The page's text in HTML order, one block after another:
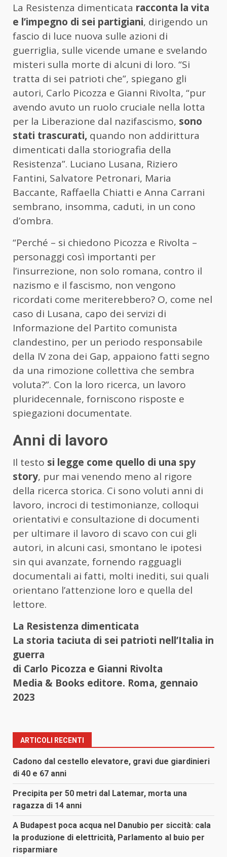
La Resistenza dimenticata racconta la vita
e l’impegno di sei partigiani, dirigendo un
fascio di luce nuova sulle azioni di
guerriglia, sulle vicende umane e svelando
misteri sulla morte di alcuni di loro. “Si
tratta di sei patrioti che”, spiegano gli
autori, Carlo Picozza e Gianni Rivolta, “pur
avendo avuto un ruolo cruciale nella lotta
per la Liberazione dal nazifascismo, sono
stati trascurati, quando non addirittura
dimenticati dalla storiografia della
Resistenza”. Luciano Lusana, Riziero
Fantini, Salvatore Petronari, Maria
Baccante, Raffaella Chiatti e Anna Carrani
sembrano, insomma, caduti, in un cono
d’ombra.
“Perché – si chiedono Picozza e Rivolta –
personaggi così importanti per
l’insurrezione, non solo romana, contro il
nazismo e il fascismo, non vengono
ricordati come meriterebbero? O, come nel
caso di Lusana, capo dei servizi di
Informazione del Partito comunista
clandestino, per un periodo responsabile
della IV zona dei Gap, appaiono fatti segno
da una rimozione collettiva che sembra
voluta?”. Con la loro ricerca, un lavoro
pluridecennale, forniscono risposte e
spiegazioni documentate.
Anni di lavoro
Il testo si legge come quello di una spy
story, pur mai venendo meno al rigore
della ricerca storica. Ci sono voluti anni di
lavoro, incroci di testimonianze, colloqui
orientativi e consultazione di documenti
per ultimare il lavoro di scavo con cui gli
autori, in alcuni casi, smontano le ipotesi
sin qui avanzate, fornendo ragguagli
documentali ai fatti, molti inediti, sui quali
orientano l’attenzione loro e quella del
lettore.
La Resistenza dimenticata
La storia taciuta di sei patrioti nell’Italia in
guerra
di Carlo Picozza e Gianni Rivolta
Media & Books editore. Roma, gennaio
2023
ARTICOLI RECENTI
Cadono dal cestello elevatore, gravi due giardinieri
di 40 e 67 anni
Precipita per 50 metri dal Latemar, morta una
ragazza di 14 anni
A Budapest poca acqua nel Danubio per siccità: cala
la produzione di elettricità, Parlamento al buio per
risparmiare